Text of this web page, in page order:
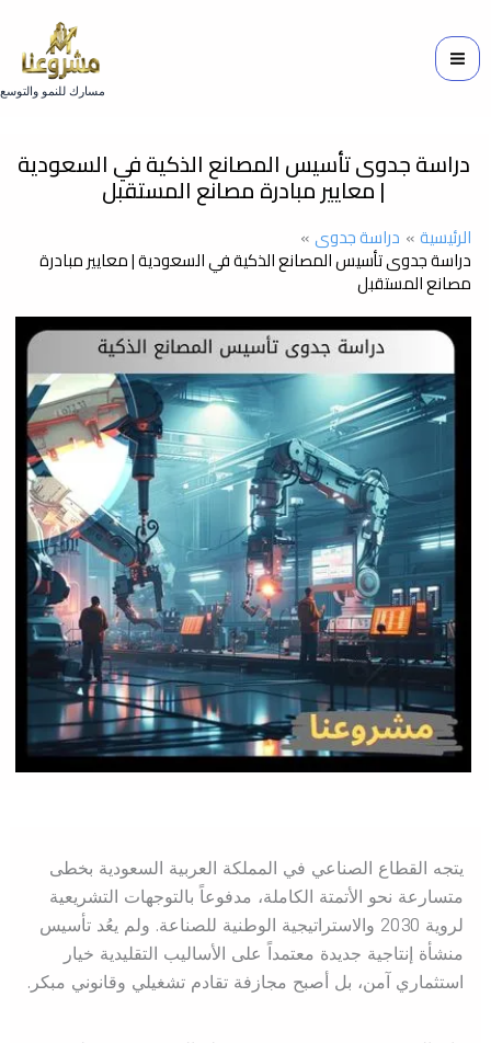
مسارك للنمو والتوسع
دراسة جدوى تأسيس المصانع الذكية في السعودية
| معايير مبادرة مصانع المستقبل
الرئيسية دراسة جدوى
دراسة جدوى تأسيس المصانع الذكية في السعودية | معايير مبادرة
مصانع المستقبل
يتجه القطاع الصناعي في المملكة العربية السعودية بخطى
متسارعة نحو الأتمتة الكاملة، مدفوعاً بالتوجهات التشريعية
لروية 2030 والاستراتيجية الوطنية للصناعة. ولم يعُد تأسيس
منشأة إنتاجية جديدة معتمداً على الأساليب التقليدية خيار
استثماري آمن، بل أصبح مجازفة تقادم تشغيلي وقانوني مبكر.